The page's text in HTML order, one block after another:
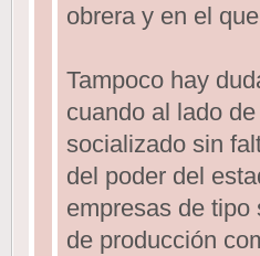
obrera y en el
Tampoco hay
cuando al lado
socializado sin
del poder del
empresas de
de producción